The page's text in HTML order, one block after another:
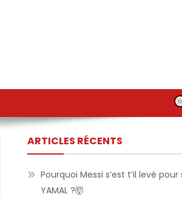
ARTICLES RÉCENTS
Pourquoi Messi s’est t’il levé pour
YAMAL ?🤯